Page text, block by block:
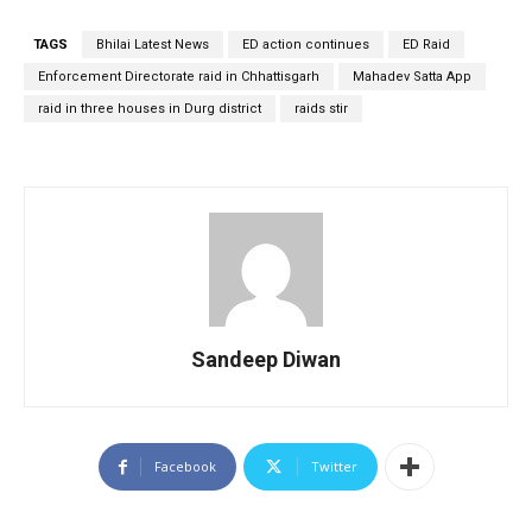
TAGS Bhilai Latest News ED action continues ED Raid
Enforcement Directorate raid in Chhattisgarh Mahadev Satta App
raid in three houses in Durg district raids stir
Sandeep Diwan
Facebook Twitter